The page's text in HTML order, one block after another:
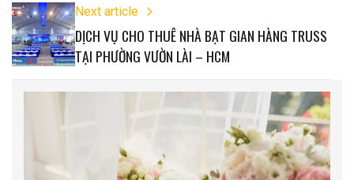
Next article
DỊCH VỤ CHO THUÊ NHÀ BẠT GIAN HÀNG TRUSS
TẠI PHƯỜNG VƯỜN LÀI – HCM